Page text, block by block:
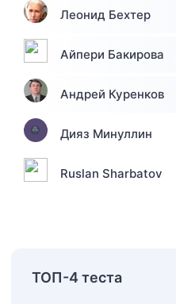
Леонид Бехтер
Айпери Бакирова
Андрей Куренков
Дияз Минуллин
Ruslan Sharbatov
ТОП-4 теста